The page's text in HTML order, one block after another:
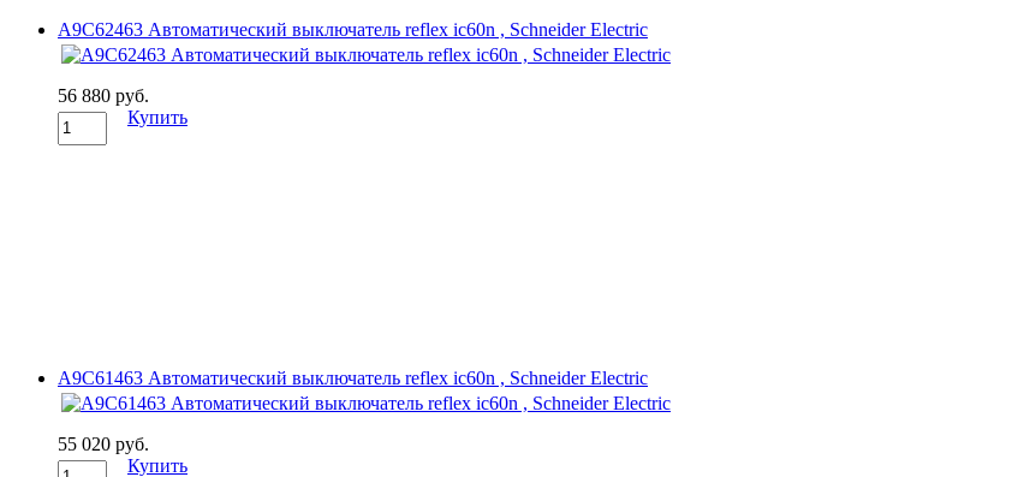
A9C62463 Автоматический выключатель reflex ic60n , Schneider Electric
56 880 руб.
Купить
A9C61463 Автоматический выключатель reflex ic60n , Schneider Electric
55 020 руб.
Купить